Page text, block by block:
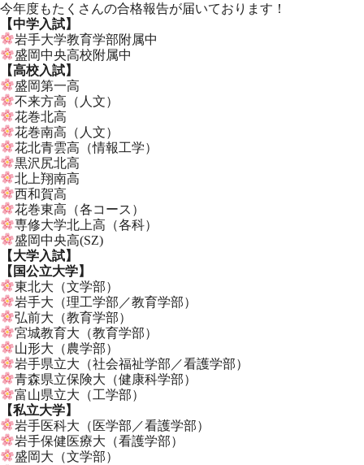
今年度もたくさんの合格報告が届いております！
【中学入試】
岩手大学教育学部附属中
盛岡中央高校附属中
【高校入試】
盛岡第一高
不来方高（人文）
花巻北高
花巻南高（人文）
花北青雲高（情報工学）
黒沢尻北高
北上翔南高
西和賀高
花巻東高（各コース）
専修大学北上高（各科）
盛岡中央高(SZ)
【大学入試】
【国公立大学】
東北大（文学部）
岩手大（理工学部／教育学部）
弘前大（教育学部）
宮城教育大（教育学部）
山形大（農学部）
岩手県立大（社会福祉学部／看護学部）
青森県立保険大（健康科学部）
富山県立大（工学部）
【私立大学】
岩手医科大（医学部／看護学部）
岩手保健医療大（看護学部）
盛岡大（文学部）